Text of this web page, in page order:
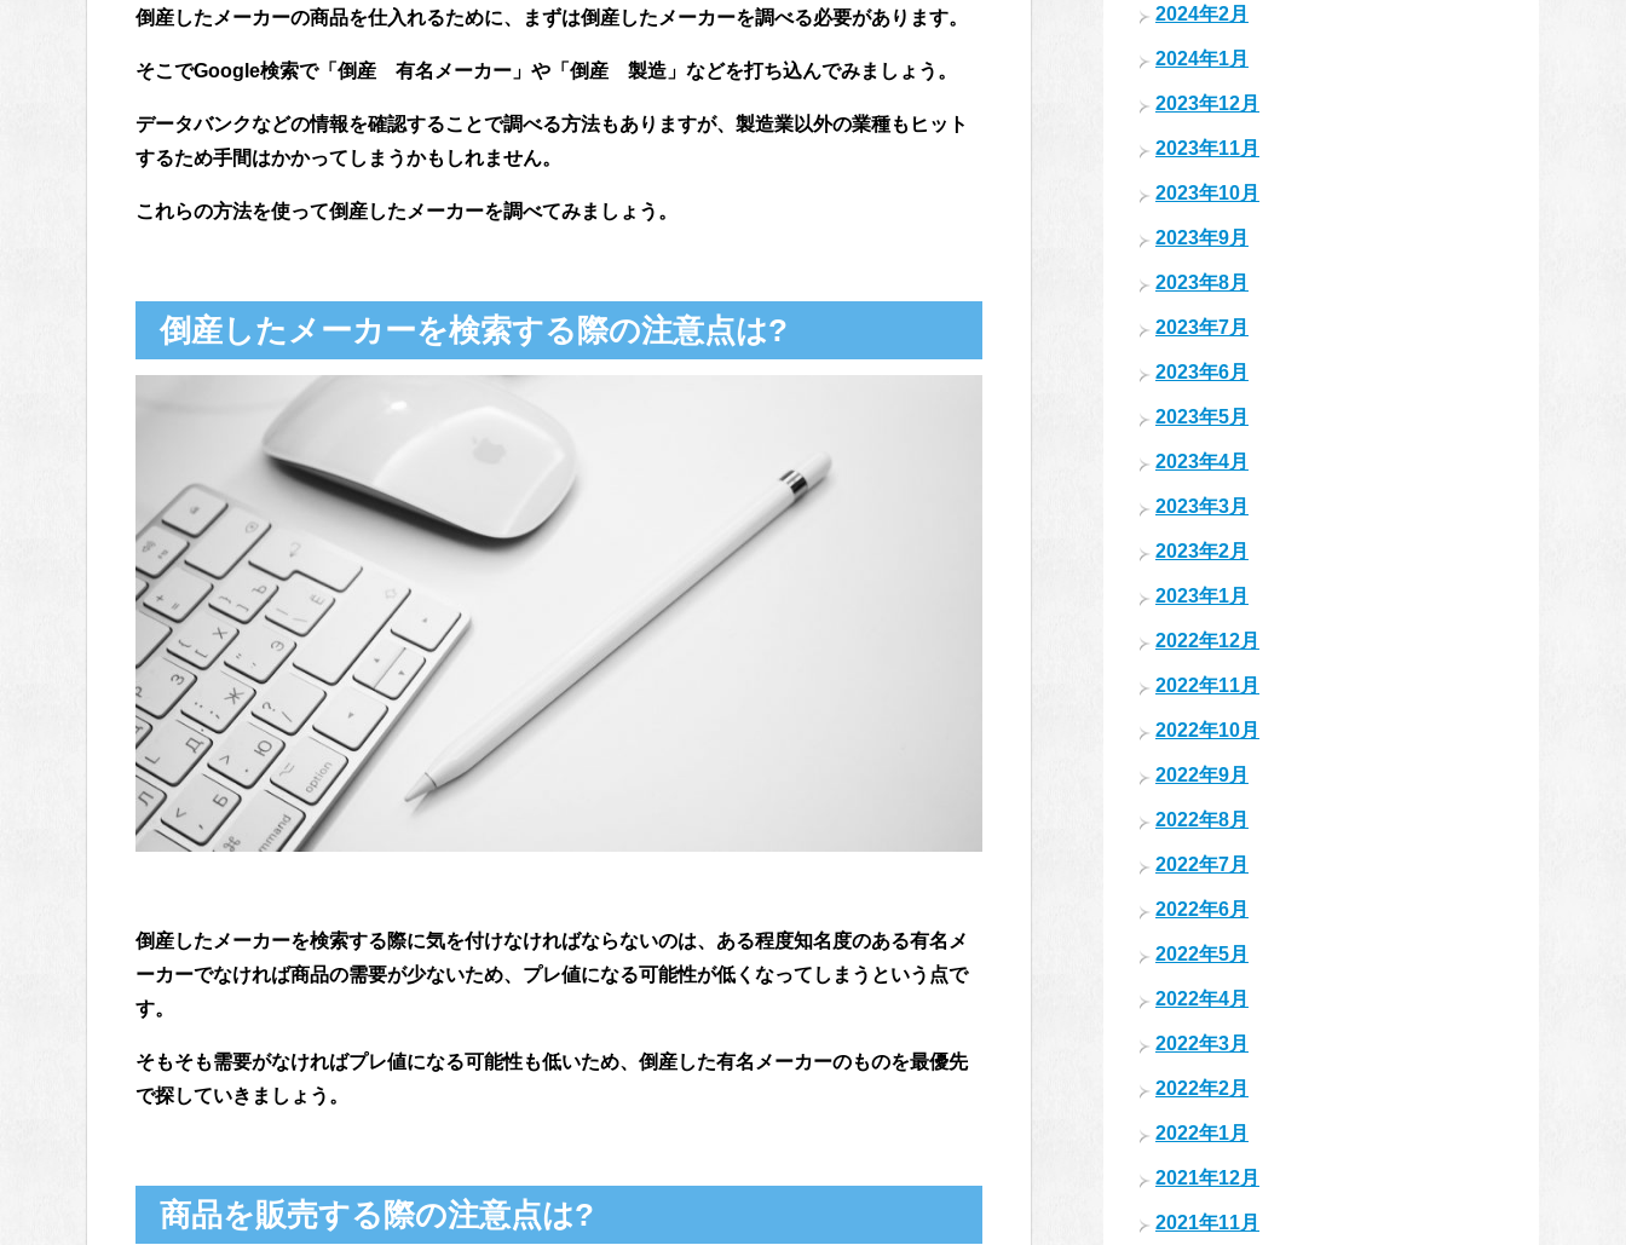
倒産したメーカーの商品を仕入れるために、まずは倒産したメーカーを調べる必要があります。
そこでGoogle検索で「倒産 有名メーカー」や「倒産 製造」などを打ち込んでみましょう。
データバンクなどの情報を確認することで調べる方法もありますが、製造業以外の業種もヒット
するため手間はかかってしまうかもしれません。
これらの方法を使って倒産したメーカーを調べてみましょう。
倒産したメーカーを検索する際の注意点は?
倒産したメーカーを検索する際に気を付けなければならないのは、ある程度知名度のある有名メ
ーカーでなければ商品の需要が少ないため、プレ値になる可能性が低くなってしまうという点で
す。
そもそも需要がなければプレ値になる可能性も低いため、倒産した有名メーカーのものを最優先
で探していきましょう。
商品を販売する際の注意点は?
2024年2月
2024年1月
2023年12月
2023年11月
2023年10月
2023年9月
2023年8月
2023年7月
2023年6月
2023年5月
2023年4月
2023年3月
2023年2月
2023年1月
2022年12月
2022年11月
2022年10月
2022年9月
2022年8月
2022年7月
2022年6月
2022年5月
2022年4月
2022年3月
2022年2月
2022年1月
2021年12月
2021年11月